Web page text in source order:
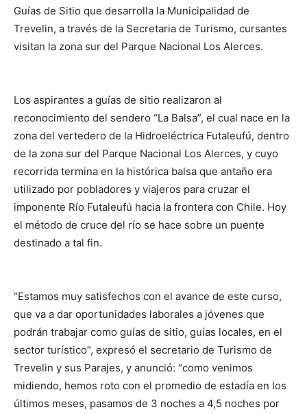
Guías de Sitio que desarrolla la Municipalidad de
Trevelin, a través de la Secretaria de Turismo, cursantes
visitan la zona sur del Parque Nacional Los Alerces.
Los aspirantes a guías de sitio realizaron al
reconocimiento del sendero “La Balsa”, el cual nace en la
zona del vertedero de la Hidroeléctrica Futaleufú, dentro
de la zona sur del Parque Nacional Los Alerces, y cuyo
recorrida termina en la histórica balsa que antaño era
utilizado por pobladores y viajeros para cruzar el
imponente Río Futaleufú hacia la frontera con Chile. Hoy
el método de cruce del río se hace sobre un puente
destinado a tal fin.
“Estamos muy satisfechos con el avance de este curso,
que va a dar oportunidades laborales a jóvenes que
podrán trabajar como guías de sitio, guías locales, en el
sector turístico”, expresó el secretario de Turismo de
Trevelin y sus Parajes, y anunció: “como venimos
midiendo, hemos roto con el promedio de estadía en los
últimos meses, pasamos de 3 noches a 4,5 noches por